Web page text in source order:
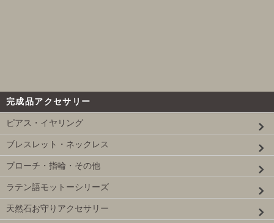
完成品アクセサリー
ピアス・イヤリング
ブレスレット・ネックレス
ブローチ・指輪・その他
ラテン語モットーシリーズ
天然石お守りアクセサリー